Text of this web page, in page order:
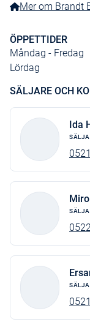
Regnsensor
Man
Stolsvärme förare
Plåtade sidor bak
Eljust uppvärm y-
Tygklädsel
Hill Start Assist
Bältespåminnare,
LED-belysning i
LED varselljus
Trötthetsvarning
Prep Alkolås
Mer om Brandt
ÖPPETTIDER
Måndag - Fredag
Lördag
SÄLJARE OCH
Ida